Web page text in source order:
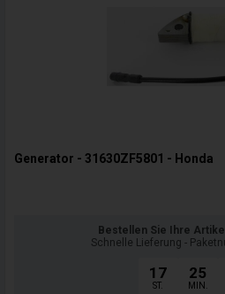
Generator - 31630ZF5801 - Honda
Bestellen Sie Ihre
Schnelle Lieferung -
17
ST.
25
MIN.